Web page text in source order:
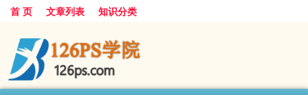
首 页 文章列表 知识分类